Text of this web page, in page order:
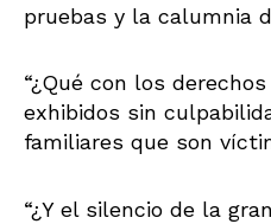
pruebas y la calumnia
“¿Qué con los
exhibidos sin
familiares que son
“¿Y el silencio de la